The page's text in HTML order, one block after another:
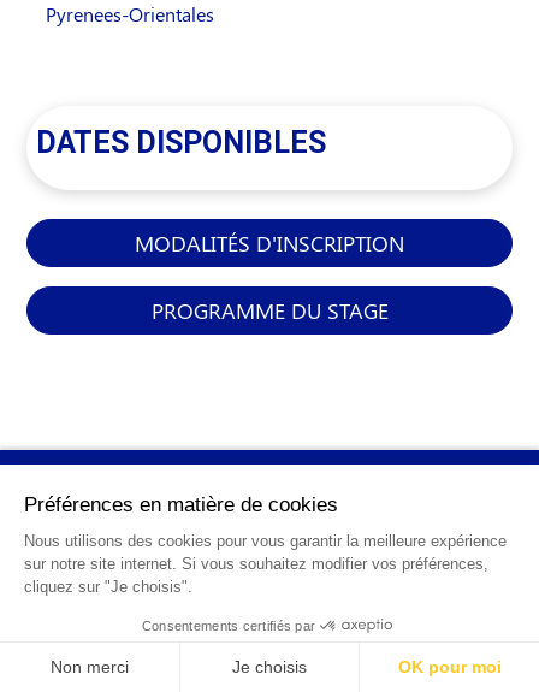
Pyrenees-Orientales
DATES DISPONIBLES
MODALITÉS D'INSCRIPTION
PROGRAMME DU STAGE
INFORMATIONS
Qui sommes-nous ?
FAQ
Contact